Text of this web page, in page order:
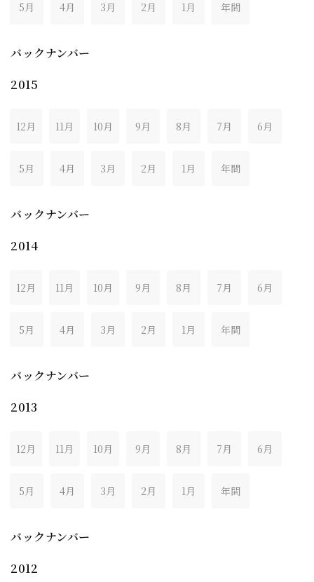
5月 4月 3月 2月 1月 年間
バックナンバー
2015
12月 11月 10月 9月 8月 7月 6月
5月 4月 3月 2月 1月 年間
バックナンバー
2014
12月 11月 10月 9月 8月 7月 6月
5月 4月 3月 2月 1月 年間
バックナンバー
2013
12月 11月 10月 9月 8月 7月 6月
5月 4月 3月 2月 1月 年間
バックナンバー
2012